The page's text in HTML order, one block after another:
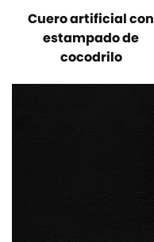
Cuero artificial con
estampado de
cocodrilo